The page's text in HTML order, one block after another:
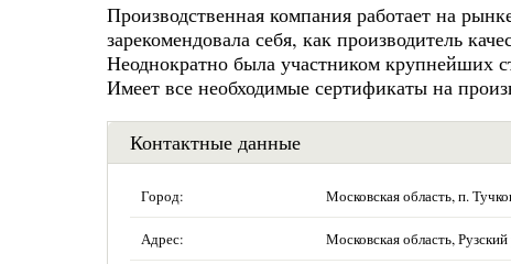
Производственная компания работает на
зарекомендовала себя, как производитель
Неоднократно была участником крупнейших
Имеет все необходимые сертификаты на
Контактные данные
Город: Московская область, п.
Адрес: Московская область,